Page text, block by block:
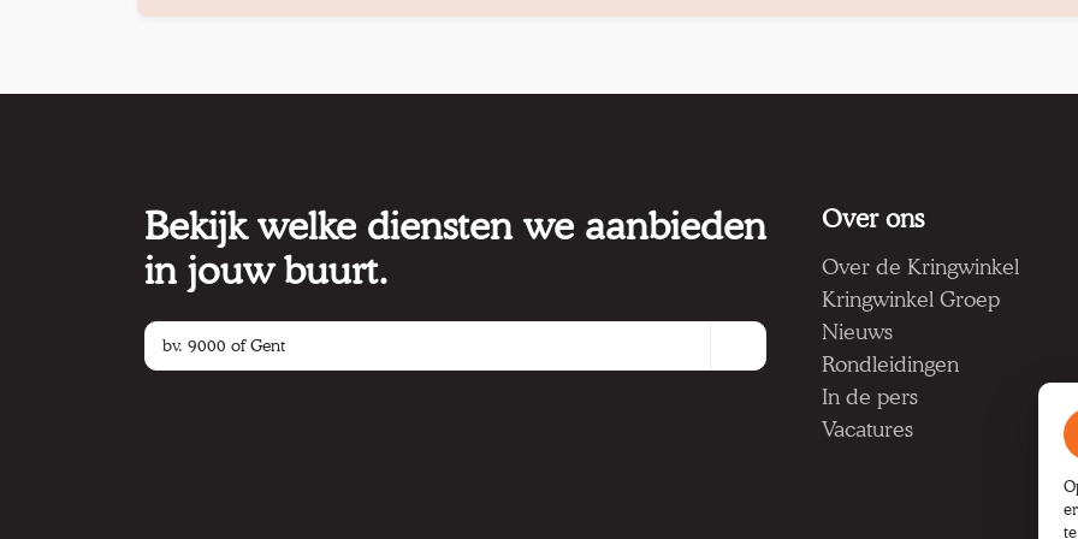
Bekijk welke diensten we aanbieden
in jouw buurt.
Over ons
Over de Kringwinkel
Kringwinkel Groep
Nieuws
Rondleidingen
In de pers
Vacatures